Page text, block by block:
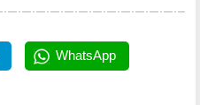
WhatsApp